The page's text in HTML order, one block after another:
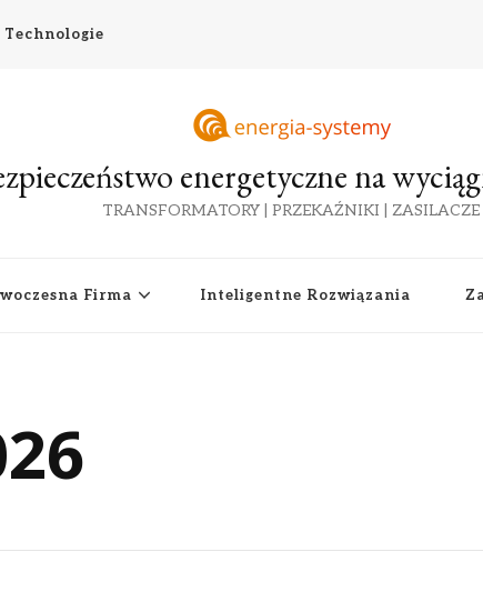
Technologie
energetyczne na
TRANSFORMATORY | PRZEKAŹNIKI | ZASILACZE
Firma Inteligentne Rozwiązania